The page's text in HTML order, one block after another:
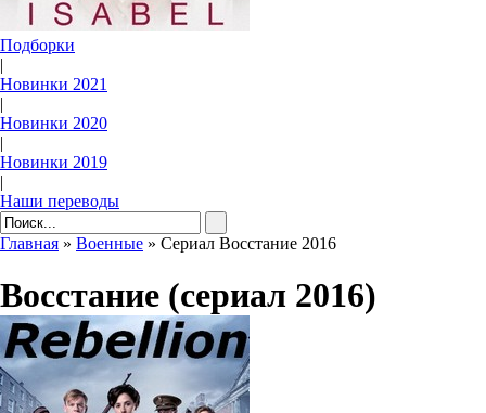
Подборки
|
Новинки 2021
|
Новинки 2020
|
Новинки 2019
|
Наши переводы
Главная » Военные » Сериал Восстание 2016
Восстание (сериал 2016)